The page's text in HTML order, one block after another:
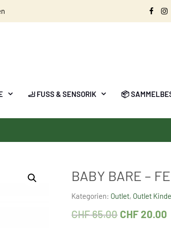
🦶 FUSS & SENSORIK 📦
BABY BARE –
Kategorien: Outlet, Outlet
CHF65.00 CHF 20.00